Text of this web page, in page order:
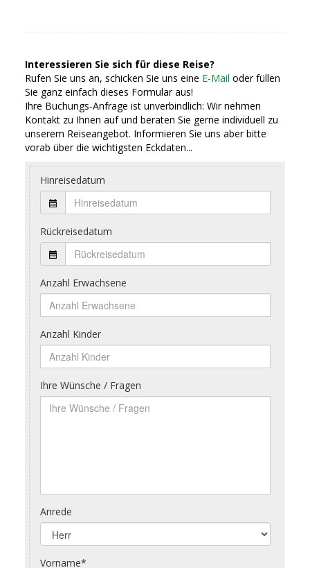
Interessieren Sie sich für diese Reise?
Rufen Sie uns an, schicken Sie uns eine E-Mail oder füllen
Sie ganz einfach dieses Formular aus!
Ihre Buchungs-Anfrage ist unverbindlich: Wir nehmen
Kontakt zu Ihnen auf und beraten Sie gerne individuell zu
unserem Reiseangebot. Informieren Sie uns aber bitte
vorab über die wichtigsten Eckdaten...